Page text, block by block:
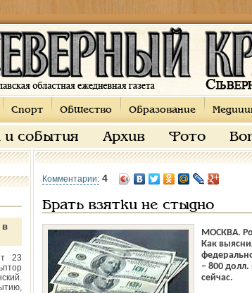
Спорт Общество Образование
и события Архив Фото
в
23
Комментарии: 4
Брать взятки не стыдно
МОСКВА.
Как
– 800
сейчас.